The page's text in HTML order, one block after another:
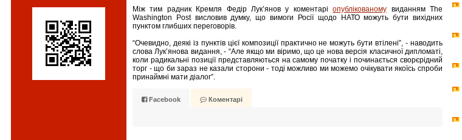
Між тим радник Кремля Федір Лук’янов у коментаріопублікованому виданням The
Washington Post висловив думку, що вимоги Росії щодо НАТО можуть бути вихідних
пунктом глибших переговорів.
“Очевидно, деякі із пунктів цієї композиції практично не можуть бути втілені”, - наводить
слова Лук’янова видання, - “Але якщо ми віримо, що це нова версія класичної дипломаті,
коли радикальні позиції представляються на самому початку і починається сворєрідний
торг - що би зараз не казали сторони - тоді можливо ми можемо очікувати якоїсь спроби
принаймні мати діалог”.
Facebook Коментарі